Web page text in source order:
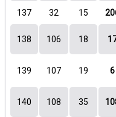
137
32 15
138 106 18
139 107 19 6
140 108 35